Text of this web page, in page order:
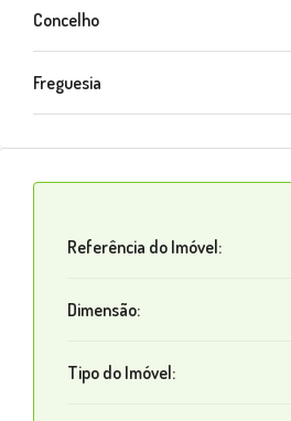
Concelho
Freguesia
Referência do Imóvel:
Dimensão:
Tipo do Imóvel: